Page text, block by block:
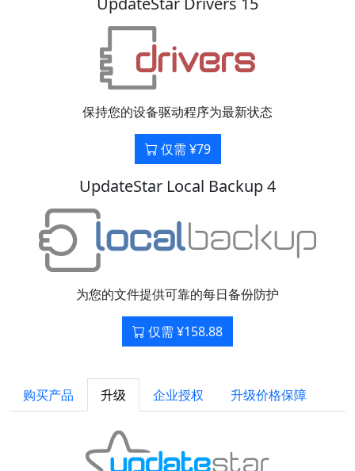
保持您的设备驱动程序为最新状态
仅需 ¥79
UpdateStar Local Backup 4
为您的文件提供可靠的每日备份防护
仅需 ¥158.88
购买产品 升级 企业授权 升级价格保障